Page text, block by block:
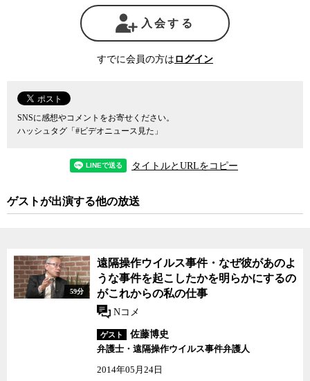
愛知県豊田市の会社のＰＣを使用して２ちゃんねるの掲示板に
『ガソリンまいて火をつける』などの書き込みをした」 として、威
力業務妨害の疑いで2月10日に逮捕された片山氏は、3 月3日に勾留
期限を迎えるところだった。この事件に関して警察・検察は期限ま
でに起訴・不起訴処分を決めるか、処分保留で釈放をするかのいず
ば更に最長で23日間の勾留が可能になる。
捜査の今後の見通しなどについて、ジャーナリストの神保哲生と
社会学者の宮台真司が佐藤氏に聞いた。
もあり得る』ではなかったのか」など。
（番組中、ハイジャック防止法違反は裁判員裁判になるとの発言が
とはならない。訂正したい。」との申し出があり、確認したとこ
入会する
すでに会員の方は ログイン
SNSに感想やコメントをお寄せください。
ハッシュタグ「#ビデオニュース見た」
タイトルとURLをコピー
ゲストが出演する他の放送
59分
遠隔操作ウイルス事件・なぜ彼があのよ
うな事件を起こしたかを明らかにするの
がこれからの私の仕事
Nコメ
ゲスト
佐藤博史
弁護士・遠隔操作ウイルス事件弁護人
2014年05月24日